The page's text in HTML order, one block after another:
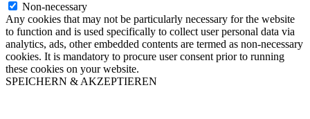
Non-necessary
Any cookies that may not be particularly necessary for the website
to function and is used specifically to collect user personal data via
analytics, ads, other embedded contents are termed as non-necessary
cookies. It is mandatory to procure user consent prior to running
these cookies on your website.
SPEICHERN & AKZEPTIEREN